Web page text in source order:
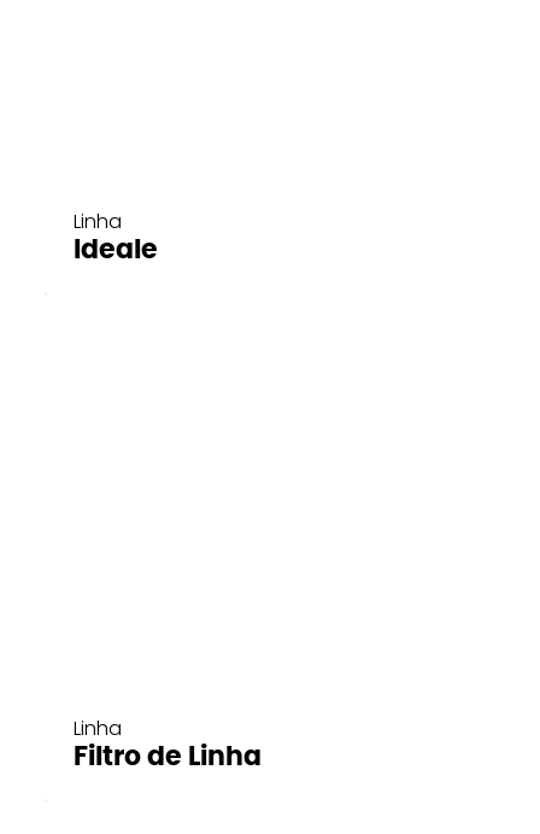
Linha
Ideale
Linha
Filtro de Linha